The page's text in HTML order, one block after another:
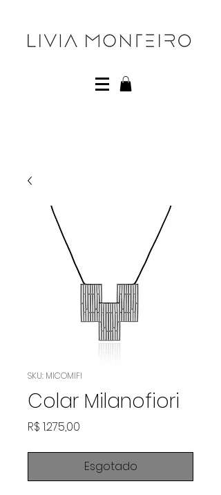
SKU: MICOMIFI
Colar Milanofiori
R$ 1.275,00
Esgotado